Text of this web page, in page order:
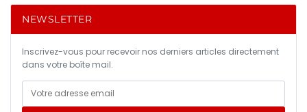
NEWSLETTER
Inscrivez-vous pour recevoir nos derniers articles directement
dans votre boîte mail.